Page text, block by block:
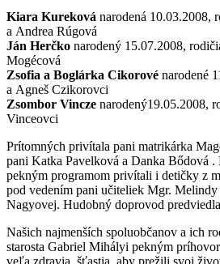
Kiara Kureková narodená 10.03.2008,
a Andrea Rúgová
Ján Herčko narodený 15.07.2008,
Mogécová
Zsofia a Boglárka Cikorové narodené
a Agneš Czikorovci
Zsombor Vincze narodený19.05.2008,
Vinceovci
Prítomných privítala pani matrikárka
pani Katka Pavelková a Danka Bődová .
pekným programom privítali i detičky z
pod vedením pani učiteliek Mgr.
Nagyovej. Hudobný doprovod
Našich najmenších spoluobčanov a ich
starosta Gabriel Mihályi pekným
veľa zdravia, šťastia, aby prežili svoj